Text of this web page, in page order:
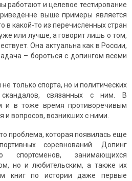
работают и целевое тестирование
выше примеры является
в какой-то из перечисленных стран
или лучше, а говорит лишь о том,
Она актуальна как в России,
– бороться с допингом всеми
только спорта, но и политических
связанных с ним. В
и в тоже время противоречивым
и вопросов, возникших с ними.
проблема, которая появилась еще
соревнований. Допинг
занимающихся
но и любительским, а также их
книг по истории даже первые